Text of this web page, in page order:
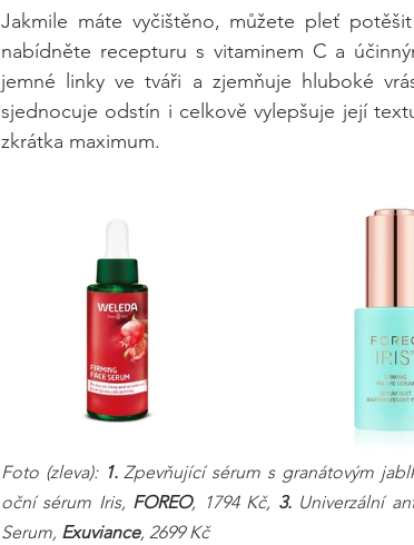
Jakmile máte vyčištěno, můžete pleť
nabídněte recepturu s vitaminem C a
jemné linky ve tváři a zjemňuje hluboké
sjednocuje odstín i celkově vylepšuje její
zkrátka maximum.
Foto (zleva): 1. Zpevňující sérum s granátovým
oční sérum Iris, FOREO, 1794 Kč, 3. Univerzální
Serum, Exuviance, 2699 Kč